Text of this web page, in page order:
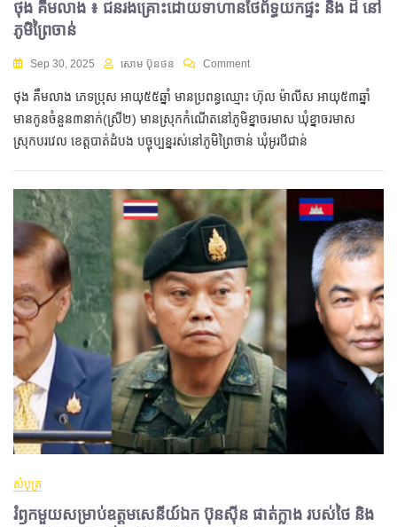
ថុង គឹមលាង ៖ ជនរងគ្រោះដោយទាហានថៃព័ទ្ធយកផ្ទះ និង ដី នៅ
ភូមិព្រៃចាន់
Sep 30, 2025 សោម ប៊ុនថន Comment
ថុង គឹមលាង ភេទប្រុស អាយុ៥៥ឆ្នាំ មានប្រពន្ធឈ្មោះ ហ៊ុល ម៉ាលីស អាយុ៥៣ឆ្នាំ
មានកូនចំនួន៣នាក់​(ស្រី២) មានស្រុកកំណើតនៅភូមិខ្នាចរមាស ឃុំខ្នាចរមាស
ស្រុកបរវេល ខេត្តបាត់ដំបង បច្ចុប្បន្នរស់នៅភូមិព្រៃចាន់ ឃុំអូរបីជាន់
សំបុត្រ
រំឭកមួយសម្រាប់ឧត្ដមសេនីយ៍ឯក ប៊ុនស៊ីន ផាត់ក្លាង របស់ថៃ និង